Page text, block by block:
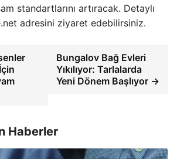
standartlarını artıracak. Detaylı
adresini ziyaret edebilirsiniz.
Bungalov Bağ Evleri
Yıkılıyor: Tarlalarda
Yeni Dönem Başlıyor →
Haberler